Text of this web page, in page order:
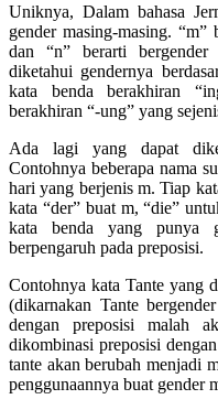
Uniknya, Dalam bahasa
gender masing-masing.
dan “n” berarti
diketahui gendernya
kata benda berakhiran
berakhiran “-ung” yang
Ada lagi yang dapat
Contohnya beberapa nama
hari yang berjenis m. Tiap
kata “der” buat m, “die”
kata benda yang punya
berpengaruh pada preposisi.
Contohnya kata Tante yang
(dikarnakan Tante
dengan preposisi malah
dikombinasi preposisi
tante akan berubah menjadi
penggunaannya buat gender